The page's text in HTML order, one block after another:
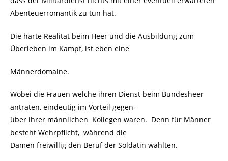
Abenteuerromantik zu tun hat.
Die harte Realität beim Heer und die Ausbildung zum
Überleben im Kampf, ist eben eine
Männerdomaine.
Wobei die Frauen welche ihren Dienst beim Bundesheer
antraten, eindeutig im Vorteil gegen-
über ihrer männlichen Kollegen waren. Denn für Männer
besteht Wehrpflicht, während die
Damen freiwillig den Beruf der Soldatin wählten.